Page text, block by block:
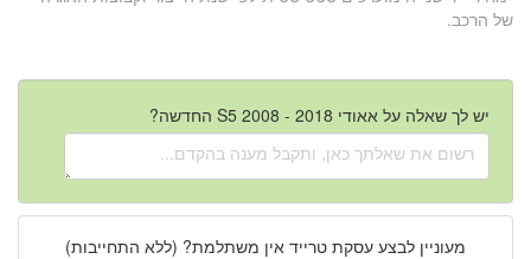
של הרכב.
יש לך שאלה על אאודי S5 2008 - 2018 החדשה?
מעוניין לבצע עסקת טרייד אין משתלמת? (ללא התחייבות)